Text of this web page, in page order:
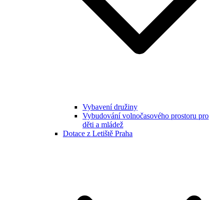
Vybavení družiny
Vybudování volnočasového prostoru pro
děti a mládež
Dotace z Letiště Praha